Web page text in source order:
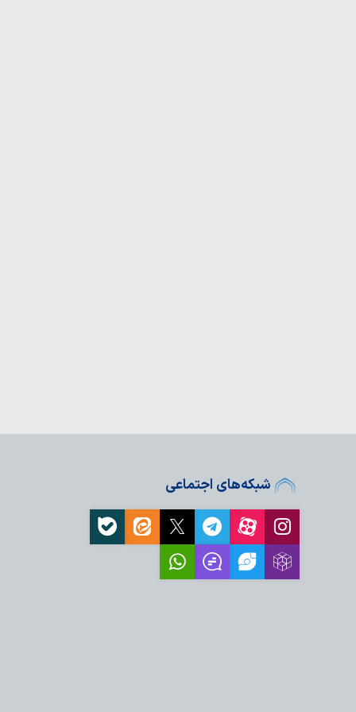
پذیرایی روزانه ۱۷ هزار غذا در موکب
اطعام روزانه ۲۰ هزار زائر در حرم بانوی
راهبردی کشور
پایبند…
شبکه‌های اجتماعی